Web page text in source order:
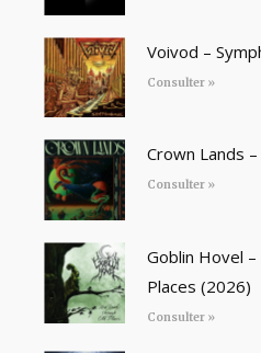
Voivod –
Consulter »
Crown Lands
Consulter »
Goblin Hovel
Places (2026)
Consulter »